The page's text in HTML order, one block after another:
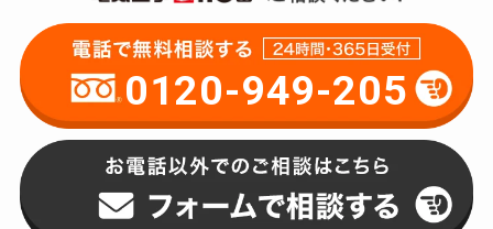
0120-949-205